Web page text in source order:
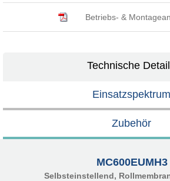
Betriebs- &
Technische
Einsatzspektrum
Zubehör
MC600EUMH3
Selbsteinstellend,